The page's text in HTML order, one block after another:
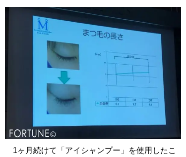
1ヶ月続けて「アイシャンプー」を使用したこ